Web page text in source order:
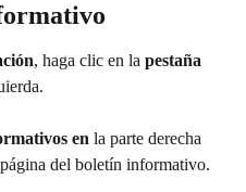
, haga clic en la pestaña
en la parte derecha
del boletín informativo.